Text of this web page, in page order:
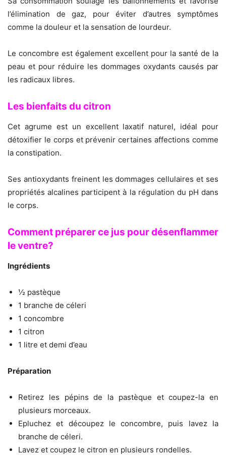
l’élimination de gaz, pour éviter d’autres symptômes
comme la douleur et la sensation de lourdeur.
Le concombre est également excellent pour la santé de la
peau et pour réduire les dommages oxydants causés par
les radicaux libres.
Les bienfaits du citron
Cet agrume est un excellent laxatif naturel, idéal pour
détoxifier le corps et prévenir certaines affections comme
la constipation.
Ses antioxydants freinent les dommages cellulaires et ses
propriétés alcalines participent à la régulation du pH dans
le corps.
Comment préparer ce jus pour désenflammer
le ventre?
Ingrédients
½ pastèque
1 branche de céleri
1 concombre
1 citron
1 litre et demi d’eau
Préparation
Retirez les pépins de la pastèque et coupez-la en
plusieurs morceaux.
Epluchez et découpez le concombre, puis lavez la
branche de céleri.
Lavez et coupez le citron en plusieurs rondelles.